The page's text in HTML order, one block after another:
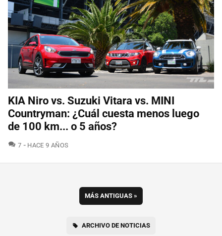
KIA Niro vs. Suzuki Vitara vs. MINI
Countryman: ¿Cuál cuesta menos luego
de 100 km... o 5 años?
7 COMENTARIOS
HACE 9 AÑOS
MÁS ANTIGUAS »
ARCHIVO DE NOTICIAS